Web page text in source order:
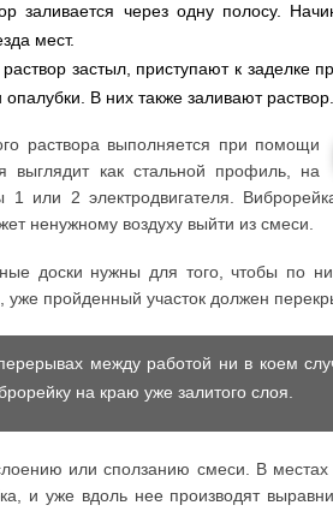
заливается через одну полосу.
мест.
раствор застыл, приступают к заделке
опалубки. В них также заливают раствор.
раствора выполняется при помощи
выглядит как стальной профиль, на
1 или 2 электродвигателя.
ненужному воздуху выйти из смеси.
доски нужны для того, чтобы по
уже пройденный участок должен
между работой ни в коем
на краю уже залитого слоя.
или сползанию смеси. В
и уже вдоль нее производят